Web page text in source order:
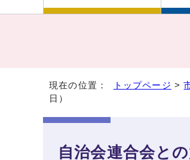
現在の位置： トップページ >
日）
自治会連合会と